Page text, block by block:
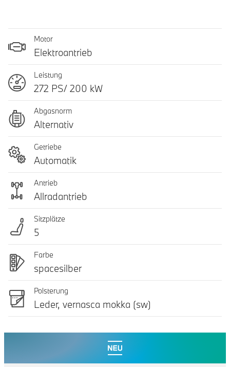
Motor
Elektroantrieb
Leistung
272 PS/ 200 kW
Abgasnorm
Alternativ
Getriebe
Automatik
Antrieb
Allradantrieb
Sitzplätze
5
Farbe
spacesilber
Polsterung
Leder, vernasca mokka (sw)